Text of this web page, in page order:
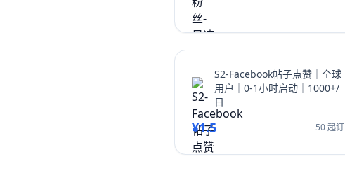
S2-Facebook帖子点赞｜全球
用户｜0-1小时启动｜1000+/
日
¥1.5 50 起订